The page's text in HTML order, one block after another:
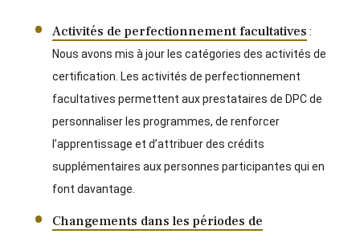
Activités de perfectionnement facultatives :
Nous avons mis à jour les catégories des activités de
certification. Les activités de perfectionnement
facultatives permettent aux prestataires de DPC de
personnaliser les programmes, de renforcer
l’apprentissage et d’attribuer des crédits
supplémentaires aux personnes participantes qui en
font davantage.
Changements dans les périodes de